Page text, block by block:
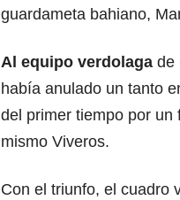
guardameta bahiano,
Al equipo verdolaga de
había anulado un tanto
del primer tiempo por un
mismo Viveros.
Con el triunfo, el cuadro